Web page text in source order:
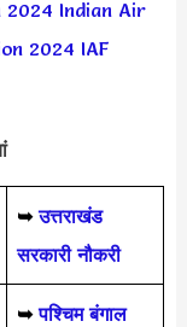
2024 Indian Air
2024 IAF
➥ उत्तराखंड
सरकारी नौकरी
➥ पश्चिम बंगाल